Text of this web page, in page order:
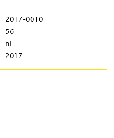
2017-0010
56
nl
2017